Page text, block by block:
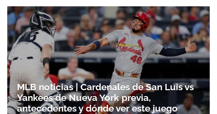
MLB noticias | Cardenales de San Luis vs
Yankees de Nueva York previa,
antecedentes y dónde ver este juego